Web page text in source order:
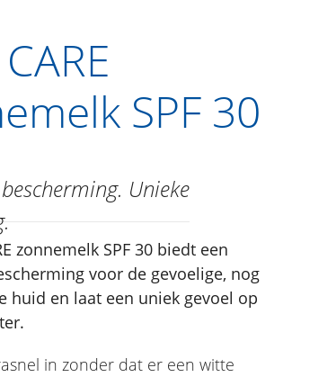
SPF 30
Unieke
zonnemelk SPF 30 biedt een
voor de gevoelige, nog
huid en laat een uniek gevoel op
in zonder dat er een witte